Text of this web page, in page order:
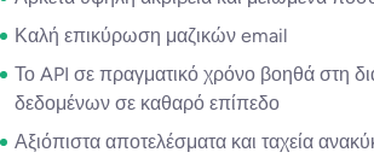
Καλή επικύρωση μαζικών email
Το API σε πραγματικό χρόνο βοηθά στη
δεδομένων σε καθαρό επίπεδο
Αξιόπιστα αποτελέσματα και ταχεία